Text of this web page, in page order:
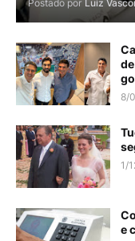
Postado por Luiz
8/
1/
e